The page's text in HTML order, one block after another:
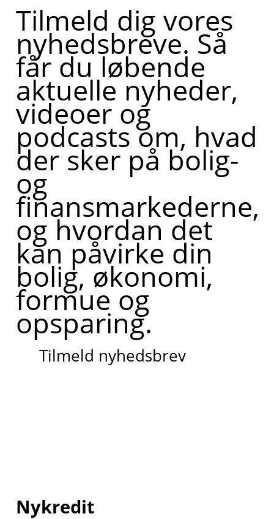
Tilmeld dig vores
nyhedsbreve. Så
får du løbende
aktuelle nyheder,
videoer og
podcasts om, hvad
der sker på bolig-
og
finansmarkederne,
og hvordan det
kan påvirke din
bolig, økonomi,
formue og
opsparing.
Tilmeld nyhedsbrev
Nykredit